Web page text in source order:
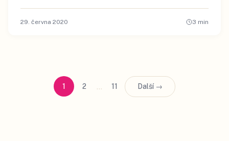
29. června 2020 3 min
1 2 … 11 Další →